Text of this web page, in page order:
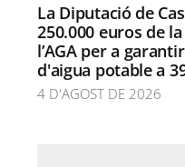
La Diputació de
250.000 euros de
l’AGA per a
d'aigua potable a
4 D'AGOST DE 2026